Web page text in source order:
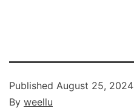
Published August 25, 2024
By weellu